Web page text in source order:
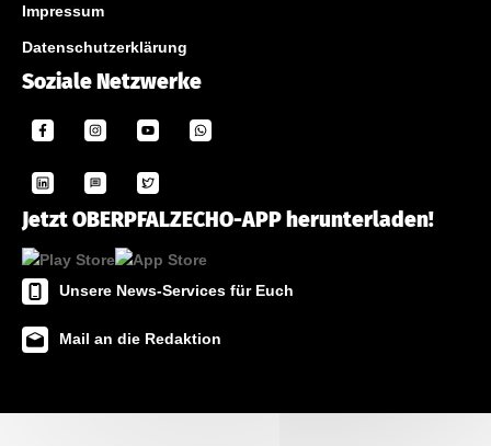
Impressum
Datenschutzerklärung
Soziale Netzwerke
Jetzt OBERPFALZECHO-APP herunterladen!
Unsere News-Services für Euch
Mail an die Redaktion